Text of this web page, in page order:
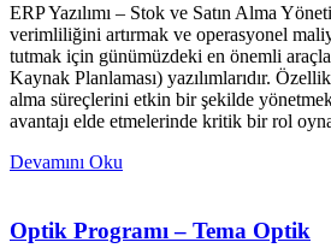
ERP Yazılımı – Stok ve Satın Alma
verimliliğini artırmak ve operasyonel
tutmak için günümüzdeki en önemli
Kaynak Planlaması) yazılımlarıdır.
alma süreçlerini etkin bir şekilde
avantajı elde etmelerinde kritik bir rol
Devamını Oku
Optik Programı – Tema Optik